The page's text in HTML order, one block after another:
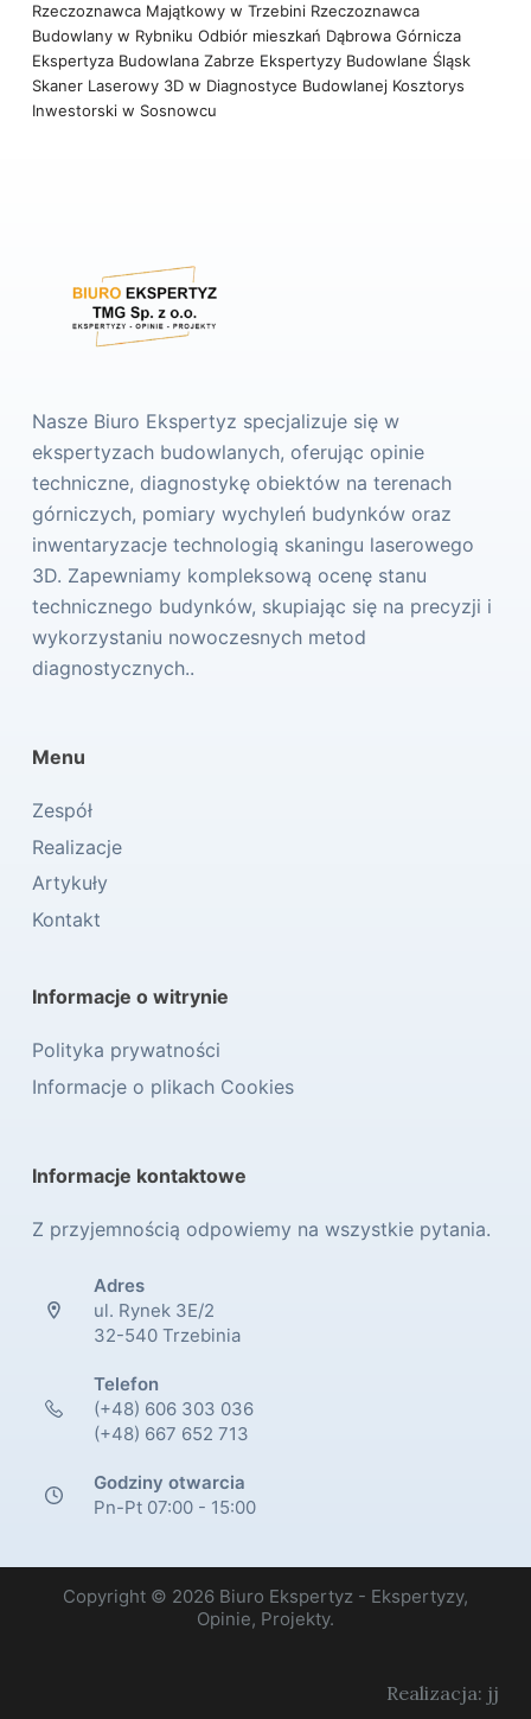
Rzeczoznawca Majątkowy w Trzebini Rzeczoznawca
Budowlany w Rybniku Odbiór mieszkań Dąbrowa Górnicza
Ekspertyza Budowlana Zabrze Ekspertyzy Budowlane Śląsk
Skaner Laserowy 3D w Diagnostyce Budowlanej Kosztorys
Inwestorski w Sosnowcu
Nasze Biuro Ekspertyz specjalizuje się w
ekspertyzach budowlanych, oferując opinie
techniczne, diagnostykę obiektów na terenach
górniczych, pomiary wychyleń budynków oraz
inwentaryzacje technologią skaningu laserowego
3D. Zapewniamy kompleksową ocenę stanu
technicznego budynków, skupiając się na precyzji i
wykorzystaniu nowoczesnych metod
diagnostycznych..
Menu
Zespół
Realizacje
Artykuły
Kontakt
Informacje o witrynie
Polityka prywatności
Informacje o plikach Cookies
Informacje kontaktowe
Z przyjemnością odpowiemy na wszystkie pytania.
Adres
ul. Rynek 3E/2
32-540 Trzebinia
Telefon
(+48) 606 303 036
(+48) 667 652 713
Godziny otwarcia
Pn-Pt 07:00 - 15:00
Copyright © 2026 Biuro Ekspertyz - Ekspertyzy,
Opinie, Projekty.
Realizacja: jj